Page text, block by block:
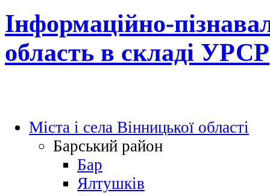
Інформаційно-
область в складі УРСР
Міста і села Вінницької області
Барський район
Бар
Ялтушків